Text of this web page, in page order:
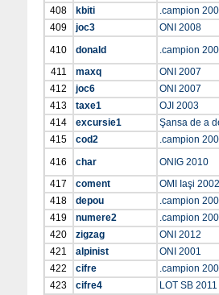
408
kbiti
.campion
409
joc3
ONI 2008
410
donald
.campion
411
maxq
ONI 2007
412
joc6
ONI 2007
413
taxe1
OJI 2003
414
excursie1
Şansa de a
415
cod2
.campion
416
char
ONIG 2010
417
coment
OMI Iaşi 2002
418
depou
.campion
419
numere2
.campion
420
zigzag
ONI 2012
421
alpinist
ONI 2001
422
cifre
.campion
423
cifre4
LOT SB 2011